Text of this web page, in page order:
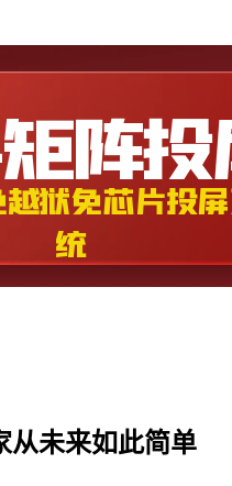
从未来如此简单